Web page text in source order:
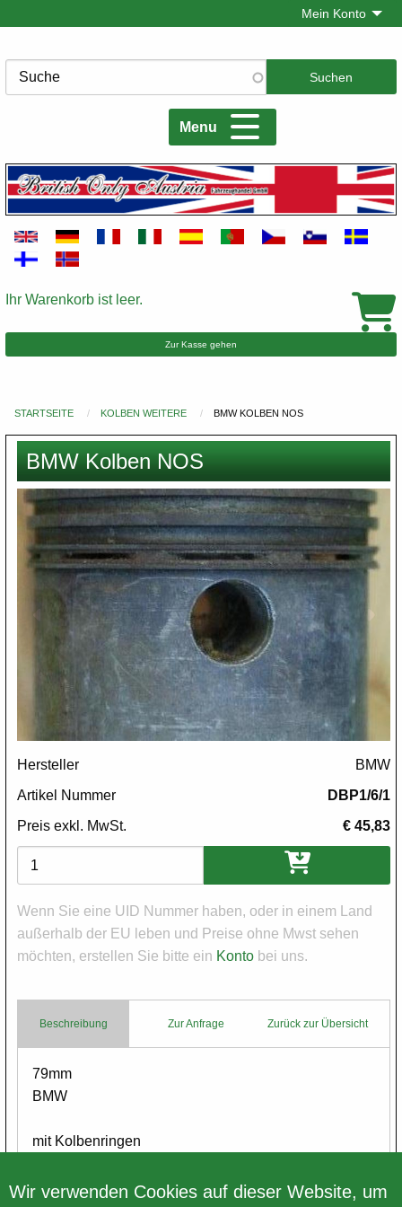
zum
Mein Konto
Suche
Menu
Warenkorb
Ihr Warenkorb ist leer.
Zur Kasse gehen
Du
bist
hier
STARTSEITE KOLBEN WEITERE BMW KOLBEN NOS
BMW Kolben NOS
Images
Hersteller
BMW
Artikel Nummer
DBP1/6/1
Preis exkl. MwSt.
€ 45,83
Varianten
Wenn Sie eine UID Nummer haben, oder in einem Land
außerhalb der EU leben und Preise ohne Mwst sehen
möchten, erstellen Sie bitte ein Konto bei uns.
Beschreibung Zurück zur Übersicht
Zur Anfrage
Body
79mm
BMW
mit Kolbenringen
Wir verwenden Cookies auf dieser Website, um